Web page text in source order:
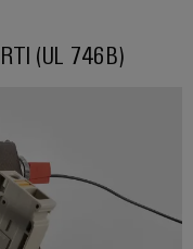
(UL 746B)